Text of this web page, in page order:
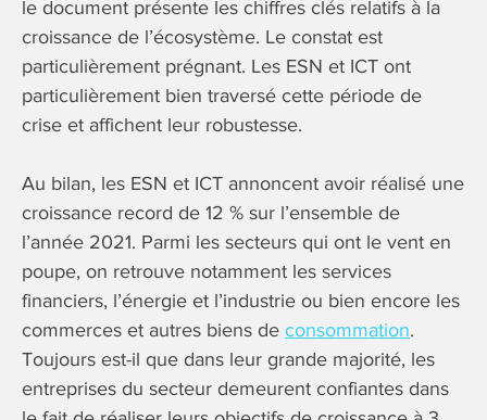
le document présente les chiffres clés relatifs à la
croissance de l’écosystème. Le constat est
particulièrement prégnant. Les ESN et ICT ont
particulièrement bien traversé cette période de
crise et affichent leur robustesse.
Au bilan, les ESN et ICT annoncent avoir réalisé une
croissance record de 12 % sur l’ensemble de
l’année 2021. Parmi les secteurs qui ont le vent en
poupe, on retrouve notamment les services
financiers, l’énergie et l’industrie ou bien encore les
commerces et autres biens de consommation.
Toujours est-il que dans leur grande majorité, les
entreprises du secteur demeurent confiantes dans